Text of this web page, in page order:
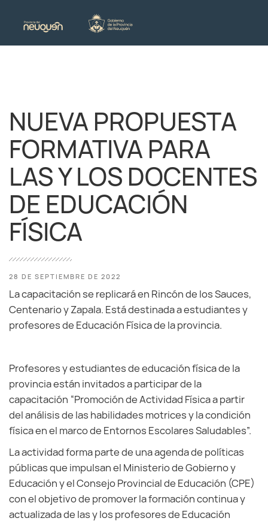
NUEVA PROPUESTA
FORMATIVA PARA
LAS Y LOS DOCENTES
DE EDUCACIÓN
FÍSICA
28 DE SEPTIEMBRE DE 2022
La capacitación se replicará en Rincón de los Sauces,
Centenario y Zapala. Está destinada a estudiantes y
profesores de Educación Física de la provincia.
Profesores y estudiantes de educación física de la
provincia están invitados a participar de la
capacitación “Promoción de Actividad Física a partir
del análisis de las habilidades motrices y la condición
física en el marco de Entornos Escolares Saludables”.
La actividad forma parte de una agenda de políticas
públicas que impulsan el Ministerio de Gobierno y
Educación y el Consejo Provincial de Educación (CPE)
con el objetivo de promover la formación continua y
actualizada de las y los profesores de Educación